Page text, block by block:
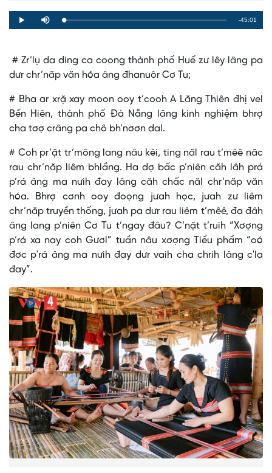
Play Mute Loaded:
0%
Progress:
0%
Remaining
-45:01
# Zr’lụ da ding ca coong thành phố Huế zư lêy lâng pa
dưr chr’năp văn hóa âng đhanuôr Cơ Tu;
# Bha ar xrặ xay moon ooy t’cooh A Lăng Thiên đhị vel
Bến Hiên, thành phố Đà Nẵng lâng kinh nghiệm bhrợ
cha tơợ crâng pa chô bh’nơơn dal.
# Coh pr’ặt tr’mông lang nâu kêi, ting năl rau t’mêê năc
rau chr’năp liêm bhlầng. Ha dợ bấc p’niên căh lâh prá
p’rá âng ma nưih đay lâng căh chấc năl chr’năp văn
hóa. Bhrợ cơnh ooy đoọng jưah học, jưah zư liêm
chr’năp truyền thống, jưah pa dưr rau liêm t’mêê, đa đâh
âng lang p’niên Cơ Tu t’ngay đâu? C’nặt t’ruih “Xơợng
p’rá xa nay coh Gươl” tuần nâu xơợng Tiểu phẩm “oó
đơc p'rá âng ma nưih đay dưr vaih cha chrih lâng c'la
đay”.